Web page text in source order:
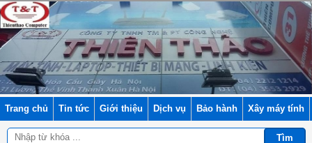
Trang chủ Tin tức Giới thiệu Dịch vụ Bảo hành Xây máy tính